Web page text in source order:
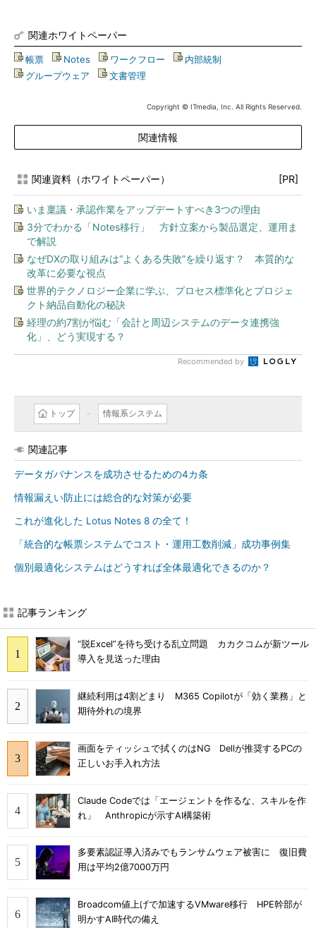
関連ホワイトペーパー
帳票 Notes ワークフロー 内部統制
グループウェア
文書管理
Copyright © ITmedia, Inc. All Rights Reserved.
関連情報
関連資料（ホワイトペーパー） [PR]
いま稟議・承認作業をアップデートすべき3つの理由
3分でわかる「Notes移行」 方針立案から製品選定、運用ま
で解説
なぜDXの取り組みは“よくある失敗”を繰り返す？ 本質的な
改革に必要な視点
世界的テクノロジー企業に学ぶ、プロセス標準化とプロジェ
クト納品自動化の秘訣
経理の約7割が悩む「会計と周辺システムのデータ連携強
化」、どう実現する？
Recommended by
トップ 情報系システム
関連記事
データガバナンスを成功させるための4カ条
情報漏えい防止には総合的な対策が必要
これが進化した Lotus Notes 8 の全て！
「統合的な帳票システムでコスト・運用工数削減」成功事例集
個別最適化システムはどうすれば全体最適化できるのか？
記事ランキング
“脱Excel”を待ち受ける乱立問題 カカクコムが新ツール
導入を見送った理由
継続利用は4割どまり M365 Copilotが「効く業務」と
期待外れの境界
画面をティッシュで拭くのはNG Dellが推奨するPCの
正しいお手入れ方法
Claude Codeでは「エージェントを作るな、スキルを作
れ」 Anthropicが示すAI構築術
多要素認証導入済みでもランサムウェア被害に 復旧費
用は平均2億7000万円
Broadcom値上げで加速するVMware移行 HPE幹部が
明かすAI時代の備え